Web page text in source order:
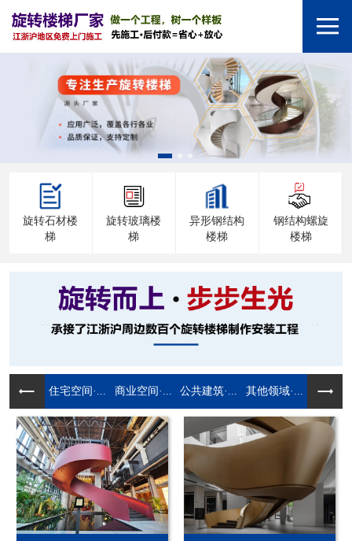
旋转石材楼
梯
旋转玻璃楼
梯
异形钢结构
楼梯
钢结构螺旋
楼梯
住宅空间·... 商业空间·... 公共建筑·... 其他领域·...